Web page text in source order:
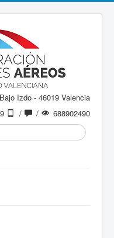
Izdo - 46019 Valencia
/ /
688902490